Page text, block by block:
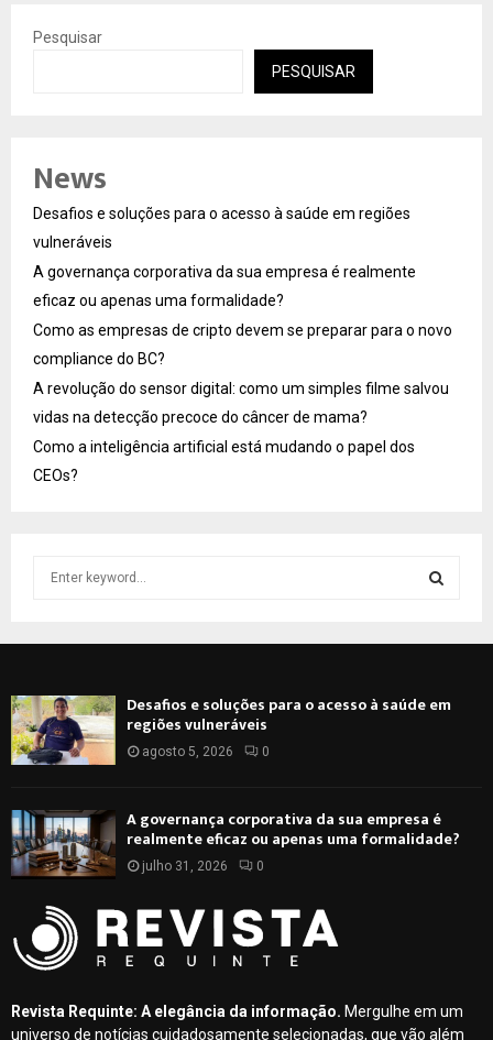
Pesquisar
PESQUISAR
News
Desafios e soluções para o acesso à saúde em regiões
vulneráveis
A governança corporativa da sua empresa é realmente
eficaz ou apenas uma formalidade?
Como as empresas de cripto devem se preparar para o novo
compliance do BC?
A revolução do sensor digital: como um simples filme salvou
vidas na detecção precoce do câncer de mama?
Como a inteligência artificial está mudando o papel dos
CEOs?
f
o
r
A
H
Desafios e soluções para o acesso à saúde em
regiões vulneráveis
agosto 5, 2026 0
A governança corporativa da sua empresa é
realmente eficaz ou apenas uma formalidade?
julho 31, 2026 0
Revista Requinte: A elegância da informação. Mergulhe em um
universo de notícias cuidadosamente selecionadas, que vão além